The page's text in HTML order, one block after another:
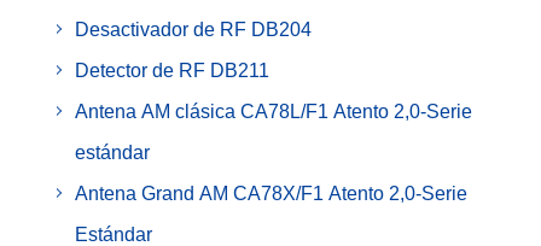
Desactivador de RF DB204
Detector de RF DB211
Antena AM clásica CA78L/F1 Atento 2,0-Serie
estándar
Antena Grand AM CA78X/F1 Atento 2,0-Serie
Estándar